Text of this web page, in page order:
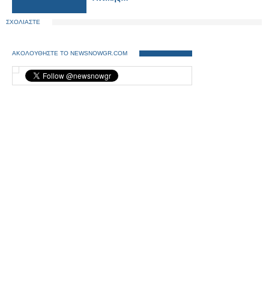
ΣΧΟΛΙΑΣΤΕ
ΑΚΟΛΟΥΘΗΣΤΕ ΤΟ NEWSNOWGR.COM